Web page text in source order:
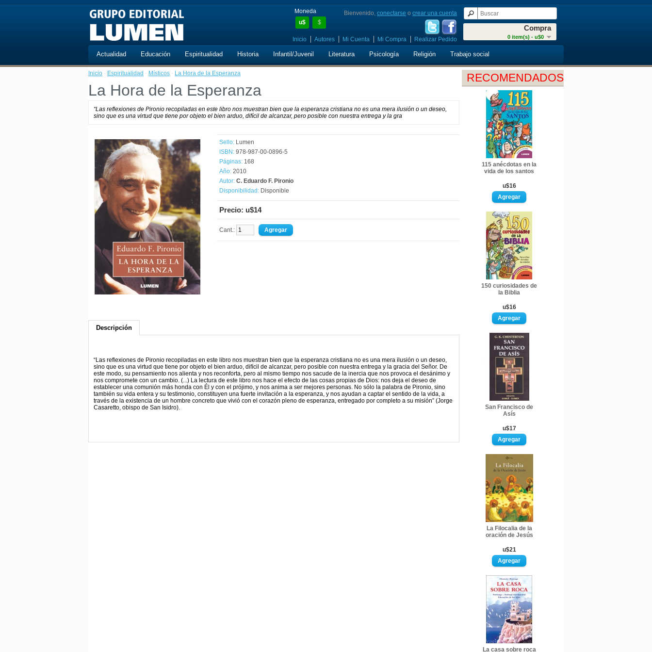
Moneda
u$
$
Compra
0 item(s) - u$0
Bienvenido, conectarse o crear una cuenta
Inicio Autores Mi Cuenta Mi Compra Realizar Pedido
Actualidad Educación Espiritualidad Historia Infantil/Juvenil Literatura Psicología Religión Trabajo social
RECOMENDADOS
115 anécdotas en la
vida de los santos
u$16
150 curiosidades de
la Biblia
u$16
San Francisco de
Asís
u$17
La Filocalia de la
oración de Jesús
u$21
La casa sobre roca
Inicio · Espiritualidad · Místicos · La Hora de la Esperanza
La Hora de la Esperanza
“Las reflexiones de Pironio recopiladas en este libro nos muestran bien que la esperanza cristiana no es una mera ilusión o un deseo,
sino que es una virtud que tiene por objeto el bien arduo, difícil de alcanzar, pero posible con nuestra entrega y la gra
Sello: Lumen
ISBN: 978-987-00-0896-5
Páginas: 168
Año: 2010
Autor: C. Eduardo F. Pironio
Disponibilidad: Disponible
Precio: u$14
Cant.:
Descripción
“Las reflexiones de Pironio recopiladas en este libro nos muestran bien que la esperanza cristiana no es una mera ilusión o un deseo,
sino que es una virtud que tiene por objeto el bien arduo, difícil de alcanzar, pero posible con nuestra entrega y la gracia del Señor. De
este modo, su pensamiento nos alienta y nos reconforta, pero al mismo tiempo nos sacude de la inercia que nos provoca el desánimo y
nos compromete con un cambio. (...) La lectura de este libro nos hace el efecto de las cosas propias de Dios: nos deja el deseo de
establecer una comunión más honda con Él y con el prójimo, y nos anima a ser mejores personas. No sólo la palabra de Pironio, sino
también su vida entera y su testimonio, constituyen una fuerte invitación a la esperanza, y nos ayudan a captar el sentido de la vida, a
través de la existencia de un hombre concreto que vivió con el corazón pleno de esperanza, entregado por completo a su misión” (Jorge
Casaretto, obispo de San Isidro).